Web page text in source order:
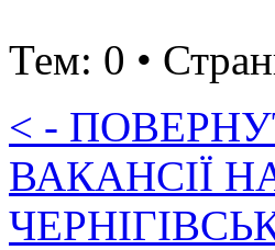
Тем: 0 •
< -
ВАКАНСІЇ